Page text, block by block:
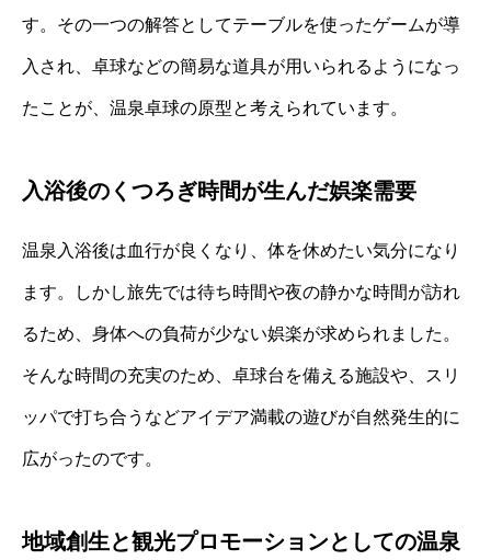
す。その一つの解答としてテーブルを使ったゲームが導
入され、卓球などの簡易な道具が用いられるようになっ
たことが、温泉卓球の原型と考えられています。
入浴後のくつろぎ時間が生んだ娯楽需要
温泉入浴後は血行が良くなり、体を休めたい気分になり
ます。しかし旅先では待ち時間や夜の静かな時間が訪れ
るため、身体への負荷が少ない娯楽が求められました。
そんな時間の充実のため、卓球台を備える施設や、スリ
ッパで打ち合うなどアイデア満載の遊びが自然発生的に
広がったのです。
地域創生と観光プロモーションとしての温泉